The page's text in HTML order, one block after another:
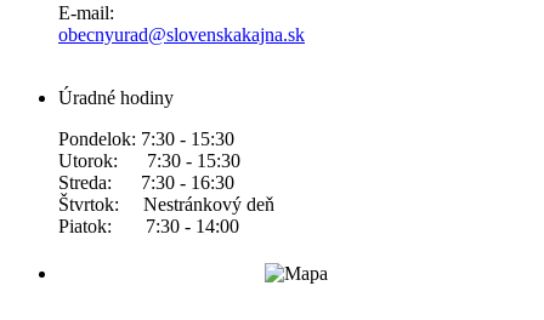
E-mail:
obecnyurad@slovenskakajna.sk
Úradné hodiny
Pondelok: 7:30 - 15:30
Utorok: 7:30 - 15:30
Streda: 7:30 - 16:30
Štvrtok: Nestránkový deň
Piatok: 7:30 - 14:00